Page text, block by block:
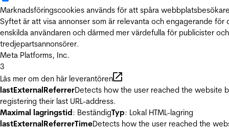
Marknadsföringscookies används för att spåra
Syftet är att visa annonser som är relevanta och engagerande för
enskilda användaren och därmed mer värdefulla för publicister och
tredjepartsannonsörer.
Meta Platforms, Inc.
3
Läs mer om den här leverantören
lastExternalReferrerDetects how the user reached the website
registering their last URL-address.
Maximal lagringstid: BeständigTyp: Lokal HTML-lagring
lastExternalReferrerTimeDetects how the user reached the